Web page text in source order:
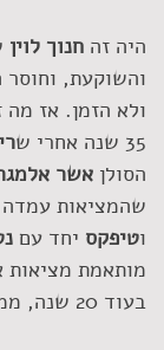
היה זה חנוך לוין
והשוקעת,
ולא הזמן. אז
35 שנה אחרי ש
הסולן אשר
שהמציאות
וטיפקס יחד עם
מותאמת מציאות
בעוד 20 שנה, ממש כמו "הלכתי לשכת עבודה" של